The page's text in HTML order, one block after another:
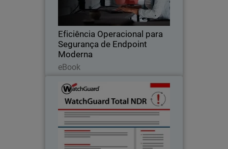
Eficiência Operacional para
Segurança de Endpoint
Moderna
eBook
e acionáveis.
Total NDR
Detecção de ameaças estendida,
correção automatizada